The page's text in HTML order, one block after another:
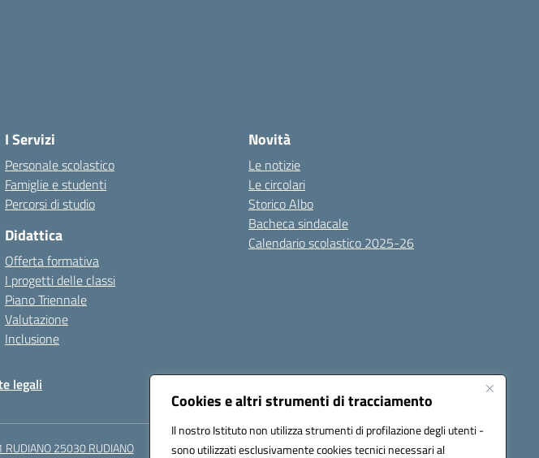
Cookies e altri strumenti di tracciamento
Il nostro Istituto non utilizza strumenti di profilazione degli utenti -
sono utilizzati esclusivamente cookies tecnici necessari al
I Servizi
Personale scolastico
Famiglie e studenti
Percorsi di studio
Didattica
Offerta formativa
I progetti delle classi
Piano Triennale
Valutazione
Inclusione
Novità
Le notizie
Le circolari
Storico Albo
Bacheca sindacale
Calendario scolastico 2025-26
legali
RUDIANO 25030 RUDIANO